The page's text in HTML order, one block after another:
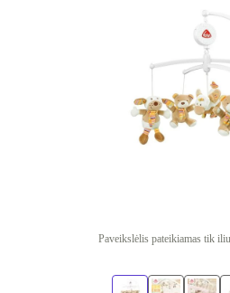
Paveikslėlis pateikiamas tik